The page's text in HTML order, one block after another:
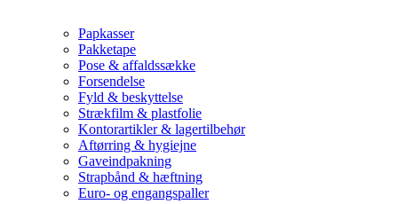
Papkasser
Pakketape
Pose & affaldssække
Forsendelse
Fyld & beskyttelse
Strækfilm & plastfolie
Kontorartikler & lagertilbehør
Aftørring & hygiejne
Gaveindpakning
Strapbånd & hæftning
Euro- og engangspaller